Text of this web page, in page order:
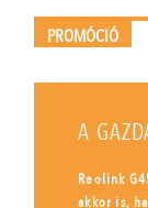
PROMÓCIÓ
A
Reolink
akkor is,